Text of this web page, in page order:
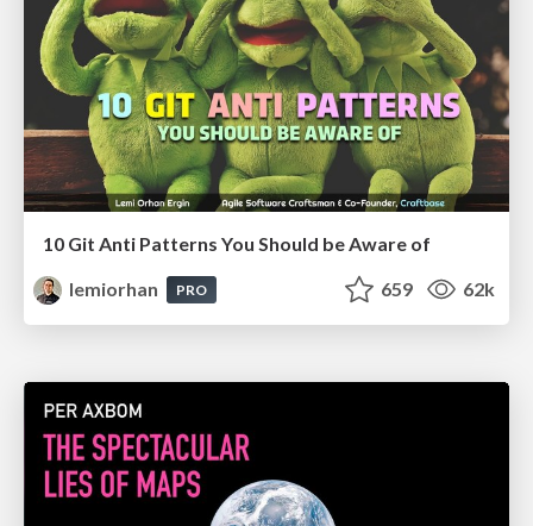
10 Git Anti Patterns You Should be Aware of
lemiorhan
PRO 659 62k